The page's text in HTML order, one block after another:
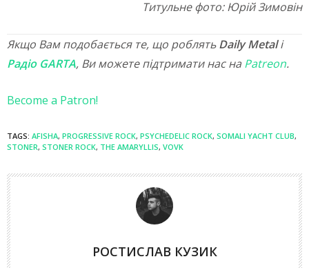
Титульне фото: Юрій Зимовін
Якщо Вам подобається те, що роблятьDaily Metalі
Радіо GARTA, Ви можете підтримати нас на Patreon.
Become a Patron!
TAGS: AFISHA, PROGRESSIVE ROCK, PSYCHEDELIC ROCK, SOMALI YACHT CLUB,
STONER, STONER ROCK, THE AMARYLLIS, VOVK
РОСТИСЛАВ КУЗИК